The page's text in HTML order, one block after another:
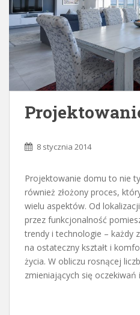
8 stycznia 2014
Projektowanie domu to nie
również złożony proces,
wielu aspektów. Od
przez funkcjonalność
trendy i technologie – każdy
na ostateczny kształt i
życia. W obliczu rosnącej
zmieniających się